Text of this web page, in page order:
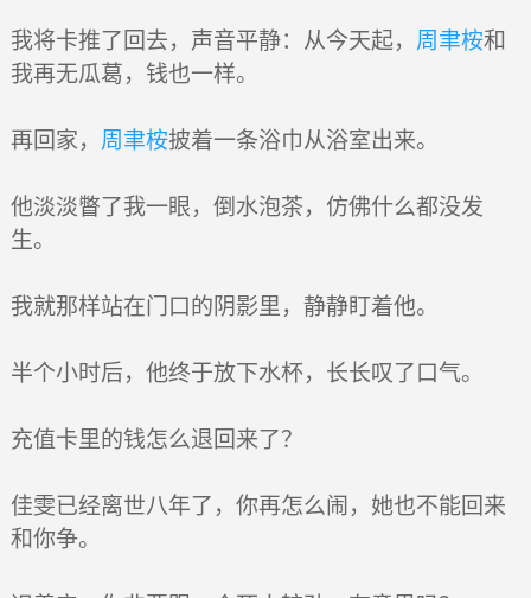
我将卡推了回去，声音平静：从今天起， 周聿桉和
我再无瓜葛，钱也一样。
再回家， 周聿桉披着一条浴巾从浴室出来。
他淡淡瞥了我一眼，倒水泡茶，仿佛什么都没发
生。
我就那样站在门口的阴影里，静静盯着他。
半个小时后，他终于放下水杯，长长叹了口气。
充值卡里的钱怎么退回来了？
佳雯已经离世八年了，你再怎么闹，她也不能回来
和你争。